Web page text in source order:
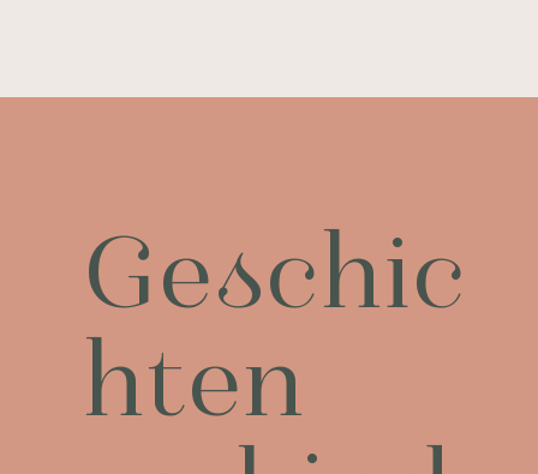
Geschic
hten